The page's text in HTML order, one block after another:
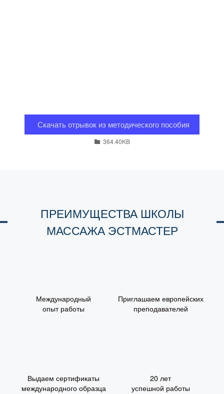
Скачать отрывок из методического пособия
364.40KB
ПРЕИМУЩЕСТВА ШКОЛЫ
МАССАЖА ЭСТМАСТЕР
Международный
опыт работы
Приглашаем европейских
преподавателей
Выдаем сертификаты
международного образца
20 лет
успешной работы